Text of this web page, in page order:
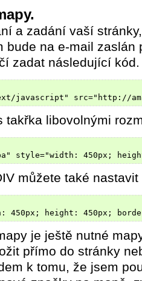
a zadání vaší
bude na e-mail
zadat následující kód.
takřka libovolnými
můžete také
je ještě nutné
přímo do stránky
k tomu, že jsem